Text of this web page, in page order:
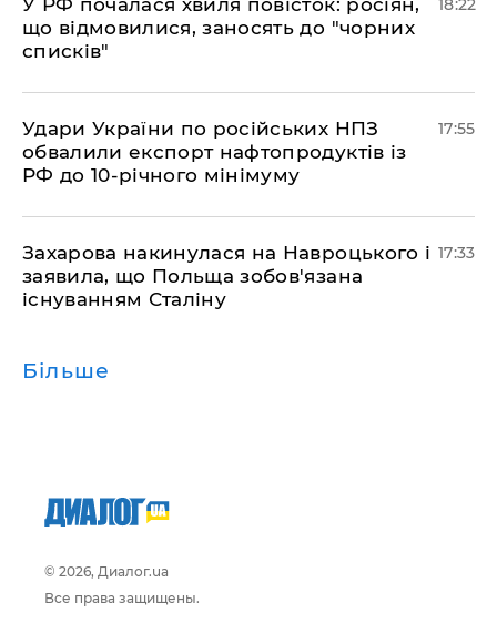
​У РФ почалася хвиля повісток: росіян,
що відмовилися, заносять до "чорних
списків"
18:22
​Удари України по російських НПЗ
обвалили експорт нафтопродуктів із
РФ до 10-річного мінімуму
17:55
​Захарова накинулася на Навроцького і
заявила, що Польща зобов'язана
існуванням Сталіну
17:33
Більше
© 2026, Диалог.ua
Все права защищены.